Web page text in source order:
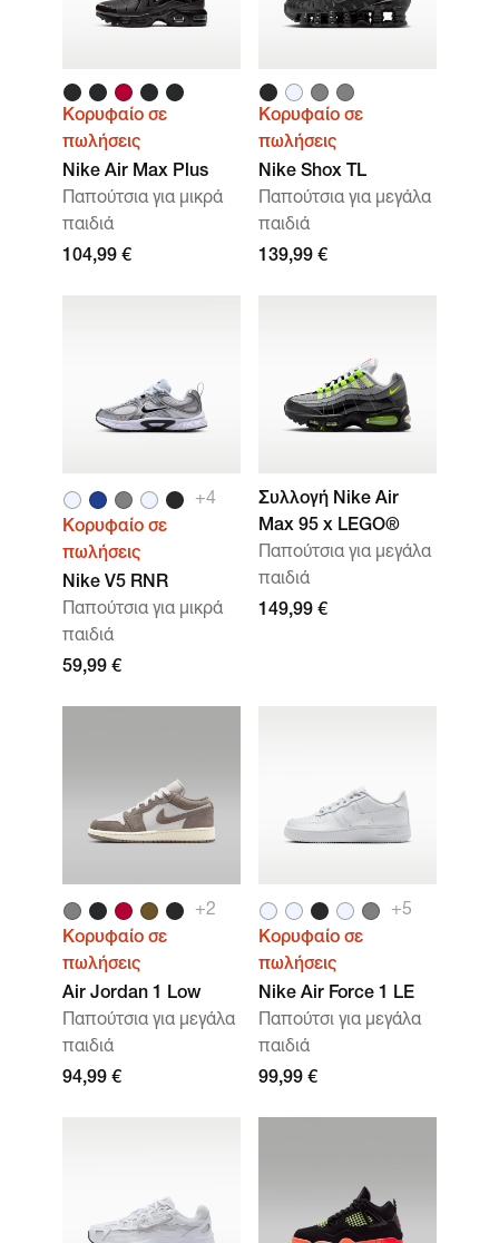
Κορυφαίο σε
πωλήσεις
Nike Air Max Plus
Παπούτσια για μικρά
παιδιά
104,99 €
Κορυφαίο σε
πωλήσεις
Nike Shox TL
Παπούτσια για μεγάλα
παιδιά
139,99 €
+4
Κορυφαίο σε
πωλήσεις
Nike V5 RNR
Παπούτσια για μικρά
παιδιά
59,99 €
Συλλογή Nike Air
Max 95 x LEGO®
Παπούτσια για μεγάλα
παιδιά
149,99 €
+2
Κορυφαίο σε
πωλήσεις
Air Jordan 1 Low
Παπούτσια για μεγάλα
παιδιά
94,99 €
+5
Κορυφαίο σε
πωλήσεις
Nike Air Force 1 LE
Παπούτσι για μεγάλα
παιδιά
99,99 €